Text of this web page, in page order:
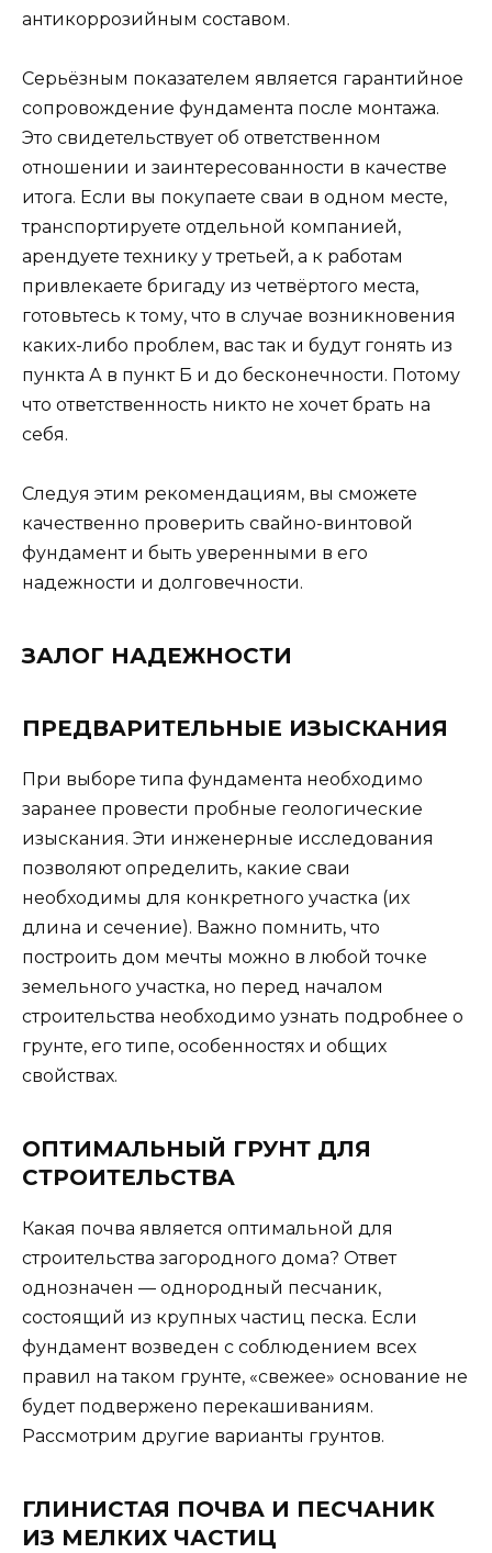
антикоррозийным составом.
Серьёзным показателем является гарантийное
сопровождение фундамента после монтажа.
Это свидетельствует об ответственном
отношении и заинтересованности в качестве
итога. Если вы покупаете сваи в одном месте,
транспортируете отдельной компанией,
арендуете технику у третьей, а к работам
привлекаете бригаду из четвёртого места,
готовьтесь к тому, что в случае возникновения
каких-либо проблем, вас так и будут гонять из
пункта А в пункт Б и до бесконечности. Потому
что ответственность никто не хочет брать на
себя.
Следуя этим рекомендациям, вы сможете
качественно проверить свайно-винтовой
фундамент и быть уверенными в его
надежности и долговечности.
ЗАЛОГ НАДЕЖНОСТИ
ПРЕДВАРИТЕЛЬНЫЕ ИЗЫСКАНИЯ
При выборе типа фундамента необходимо
заранее провести пробные геологические
изыскания. Эти инженерные исследования
позволяют определить, какие сваи
необходимы для конкретного участка (их
длина и сечение). Важно помнить, что
построить дом мечты можно в любой точке
земельного участка, но перед началом
строительства необходимо узнать подробнее о
грунте, его типе, особенностях и общих
свойствах.
ОПТИМАЛЬНЫЙ ГРУНТ ДЛЯ
СТРОИТЕЛЬСТВА
Какая почва является оптимальной для
строительства загородного дома? Ответ
однозначен — однородный песчаник,
состоящий из крупных частиц песка. Если
фундамент возведен с соблюдением всех
правил на таком грунте, «свежее» основание не
будет подвержено перекашиваниям.
Рассмотрим другие варианты грунтов.
ГЛИНИСТАЯ ПОЧВА И ПЕСЧАНИК
ИЗ МЕЛКИХ ЧАСТИЦ